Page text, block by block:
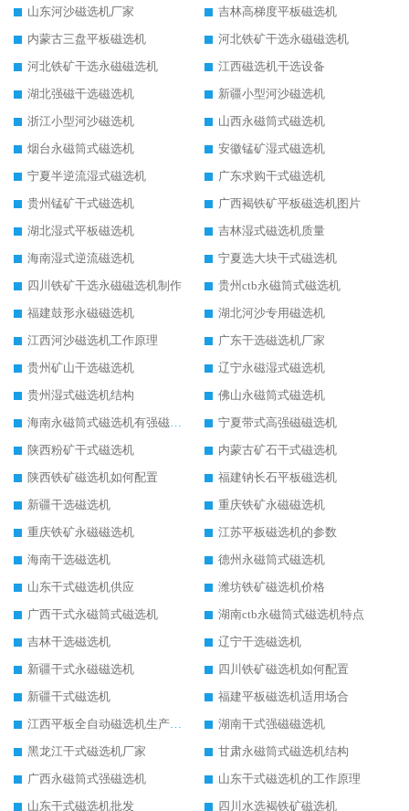
山东河沙磁选机厂家
吉林高梯度平板磁选机
内蒙古三盘平板磁选机
河北铁矿干选永磁磁选机
河北铁矿干选永磁磁选机
江西磁选机干选设备
湖北强磁干选磁选机
新疆小型河沙磁选机
浙江小型河沙磁选机
山西永磁筒式磁选机
烟台永磁筒式磁选机
安徽锰矿湿式磁选机
宁夏半逆流湿式磁选机
广东求购干式磁选机
贵州锰矿干式磁选机
广西褐铁矿平板磁选机图片
湖北湿式平板磁选机
吉林湿式磁选机质量
海南湿式逆流磁选机
宁夏选大块干式磁选机
四川铁矿干选永磁磁选机制作
贵州ctb永磁筒式磁选机
福建鼓形永磁磁选机
湖北河沙专用磁选机
江西河沙磁选机工作原理
广东干选磁选机厂家
贵州矿山干选磁选机
辽宁永磁湿式磁选机
贵州湿式磁选机结构
佛山永磁筒式磁选机
海南永磁筒式磁选机有强磁的吗
宁夏带式高强磁磁选机
陕西粉矿干式磁选机
内蒙古矿石干式磁选机
陕西铁矿磁选机如何配置
福建钠长石平板磁选机
新疆干选磁选机
重庆铁矿永磁磁选机
重庆铁矿永磁磁选机
江苏平板磁选机的参数
海南干选磁选机
德州永磁筒式磁选机
山东干式磁选机供应
潍坊铁矿磁选机价格
广西干式永磁筒式磁选机
湖南ctb永磁筒式磁选机特点
吉林干选磁选机
辽宁干选磁选机
新疆干式永磁磁选机
四川铁矿磁选机如何配置
新疆干式磁选机
福建平板磁选机适用场合
江西平板全自动磁选机生产厂家
湖南干式强磁磁选机
黑龙江干式磁选机厂家
甘肃永磁筒式磁选机结构
广西永磁筒式强磁选机
山东干式磁选机的工作原理
山东干式磁选机批发
四川水选褐铁矿磁选机